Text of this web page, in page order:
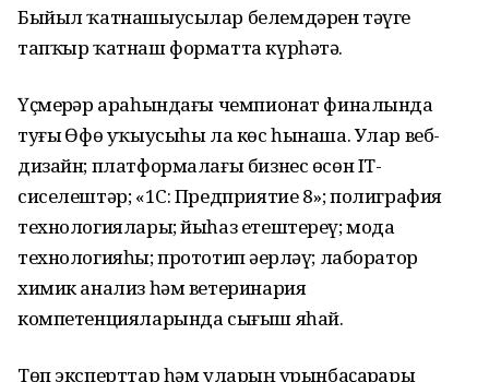
Быйыл ҡатнашыусылар белемдәрен тәүге
тапҡыр ҡатнаш форматта күрһәтә.
Үҫмерҙәр араһындағы чемпионат финалында
туғыҙ Өфө уҡыусыһы ла көс һынаша. Улар веб-
дизайн; платформалағы бизнес өсөн IT-
сиселештәр; «1С: Предприятие 8»; полиграфия
технологиялары; йыһаз етештереү; мода
технологияһы; прототип әҙерләү; лаборатор
химик анализ һәм ветеринария
компетенцияларында сығыш яһай.
Төп эксперттар һәм уларҙың урынбаҫарҙары